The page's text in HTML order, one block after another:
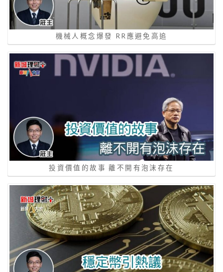
機械人概念爆發 RR應避免高追
投資價值的故事 離不開有泡沫存在